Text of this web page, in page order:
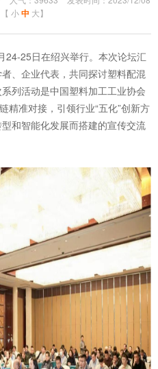
【 小 中 大】
25日在绍兴举行。本次论坛汇
、企业代表，共同探讨塑料配混
列活动是中国塑料加工工业协会
精准对接，引领行业“五化”创新方
和智能化发展而搭建的宣传交流